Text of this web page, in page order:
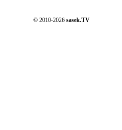
© 2010-2026 sasek.TV